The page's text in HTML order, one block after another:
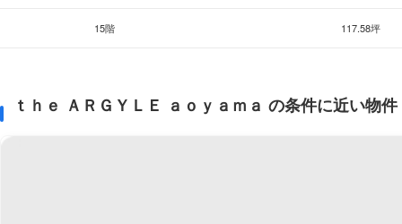
15階 117.58坪
ｔｈｅ ＡＲＧＹＬＥ ａｏｙａｍａ の条件に近い物件